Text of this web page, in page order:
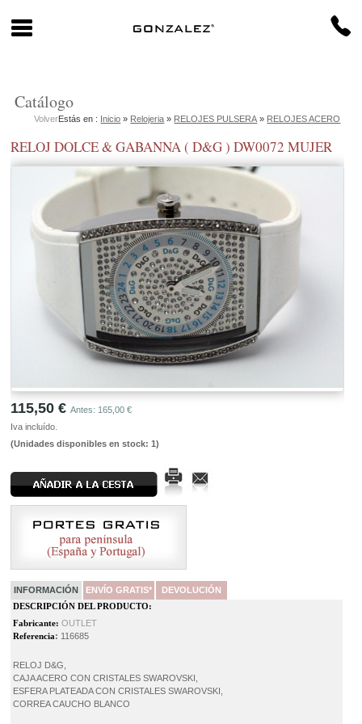
Catálogo
Estás en : Inicio » Relojeria » RELOJES PULSERA » RELOJES ACERO
Volver
RELOJ DOLCE & GABANNA ( D&G ) DW0072 MUJER
115,50 € Antes: 165,00 €
Iva incluído.
(Unidades disponibles en stock: 1)
INFORMACIÓN ENVÍO GRATIS*
DEVOLUCIÓN
DESCRIPCIÓN DEL PRODUCTO:
Fabricante:OUTLET
Referencia: 116685
RELOJ D&G,
CAJA ACERO CON CRISTALES SWAROVSKI,
ESFERA PLATEADA CON CRISTALES SWAROVSKI,
CORREA CAUCHO BLANCO